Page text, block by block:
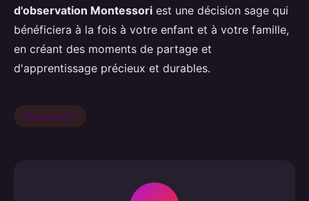
d'observation Montessori est une décision sage qui
bénéficiera à la fois à votre enfant et à votre famille,
en créant des moments de partage et
d'apprentissage précieux et durables.
Équipement